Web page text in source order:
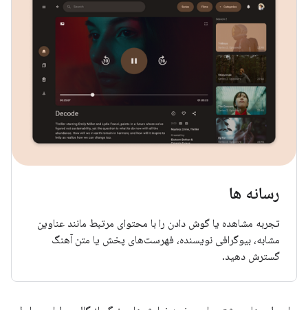
رسانه ها
تجربه مشاهده یا گوش دادن را با محتوای مرتبط مانند عناوین
مشابه، بیوگرافی نویسنده، فهرست‌های پخش یا متن آهنگ
گسترش دهید.